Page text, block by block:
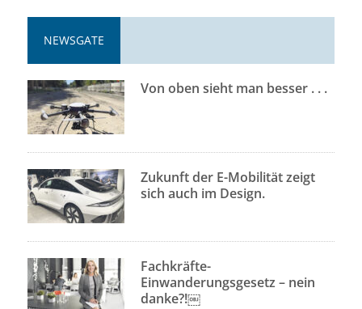
NEWSGATE
Von oben sieht man besser . . .
Zukunft der E-Mobilität zeigt
sich auch im Design.
Fachkräfte-
Einwanderungsgesetz – nein
danke?!￼